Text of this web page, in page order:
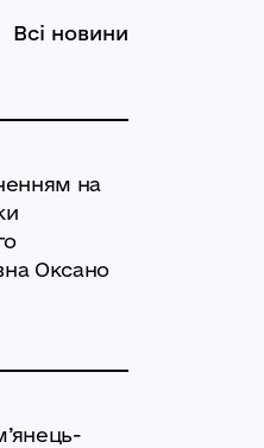
Всі новини
на
Оксано